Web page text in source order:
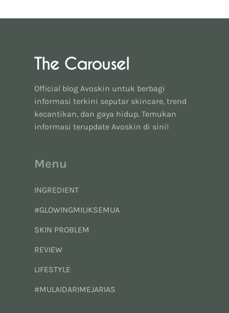
Official blog Avoskin untuk berbagi
informasi terkini seputar skincare, trend
kecantikan, dan gaya hidup. Temukan
informasi terupdate Avoskin di sini!
Menu
INGREDIENT
#GLOWINGMILIKSEMUA
SKIN PROBLEM
REVIEW
LIFESTYLE
#MULAIDARIMEJARIAS